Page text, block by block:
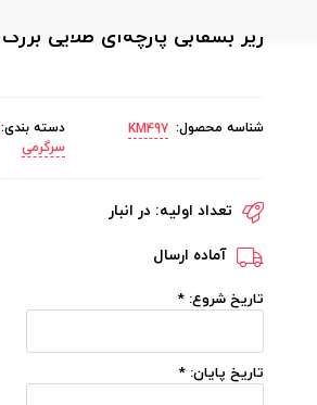
زیر بشقابی پارچه‌ای طلایی بزرگ
شناسه محصول: KM497 دسته بندی:
سرگرمی
تعداد اولیه: در انبار
آماده ارسال
تاریخ شروع:*
تاریخ پایان:*